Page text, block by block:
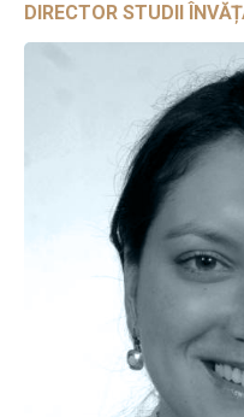
DIRECTOR STUDII